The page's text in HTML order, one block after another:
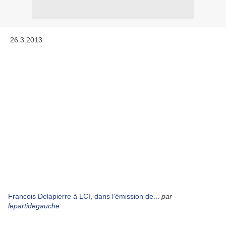
26.3.2013
Francois Delapierre à LCI, dans l'émission de...
par
lepartidegauche